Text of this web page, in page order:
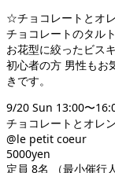
☆チョコレートとオ
チョコレートのタル
お花型に絞ったビス
初心者の方 男性もお
きです。
9/20 Sun 13:00〜
チョコレートとオレ
@le petit coeur
5000yen
定員 8名 （最小催行